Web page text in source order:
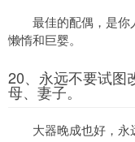
最佳的配偶，是你
懒惰和巨婴。
20、永远不要试图
母、妻子。
大器晚成也好，